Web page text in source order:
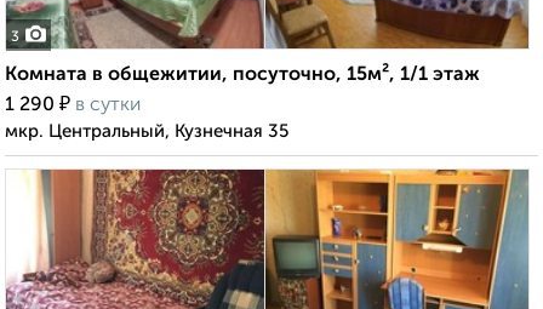
3
Комната в общежитии, посуточно, 15м², 1/1 этаж
1 290 ₽ в сутки
мкр. Центральный, Кузнечная 35